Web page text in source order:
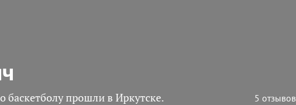
баскетболу прошли в Иркутске. 5 отзывов